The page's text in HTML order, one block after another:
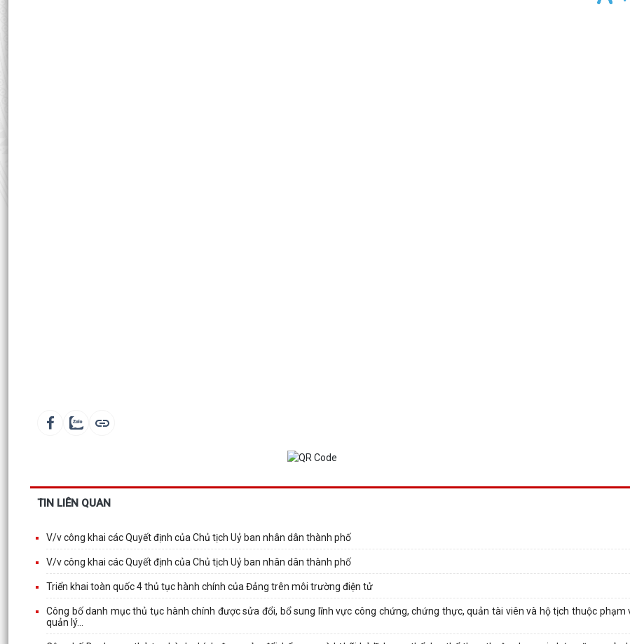
TIN LIÊN QUAN
V/v công khai các Quyết định của Chủ tịch Uỷ ban nhân dân thành phố
V/v công khai các Quyết định của Chủ tịch Uỷ ban nhân dân thành phố
Triển khai toàn quốc 4 thủ tục hành chính của Đảng trên môi trường điện tử
Công bố danh mục thủ tục hành chính được sửa đổi, bổ sung lĩnh vực công chứng, chứng thực, quản tài viên và hộ tịch thuộc phạm
quản lý...